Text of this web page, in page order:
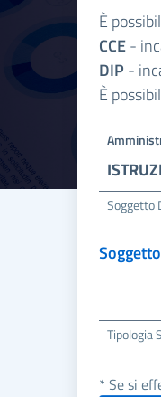
È
CCE-
DIP -
È
Soggetto
Tipologia
* Se si